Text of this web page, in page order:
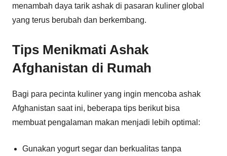
menambah daya tarik ashak di pasaran kuliner global
yang terus berubah dan berkembang.
Tips Menikmati Ashak
Afghanistan di Rumah
Bagi para pecinta kuliner yang ingin mencoba ashak
Afghanistan saat ini, beberapa tips berikut bisa
membuat pengalaman makan menjadi lebih optimal:
Gunakan yogurt segar dan berkualitas tanpa